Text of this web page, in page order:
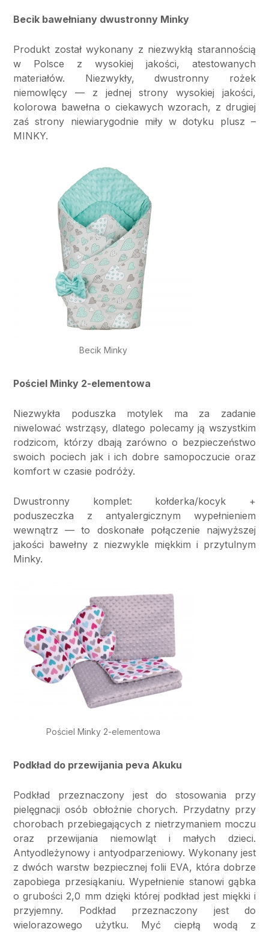
Becik bawełniany dwustronny Minky
Produkt został wykonany z niezwykłą starannością
w Polsce z wysokiej jakości, atestowanych
materiałów. Niezwykły, dwustronny rożek
niemowlęcy — z jednej strony wysokiej jakości,
kolorowa bawełna o ciekawych wzorach, z drugiej
zaś strony niewiarygodnie miły w dotyku plusz –
MINKY.
Becik Minky
Pościel Minky 2-elementowa
Niezwykła poduszka motylek ma za zadanie
niwelować wstrząsy, dlatego polecamy ją wszystkim
rodzicom, którzy dbają zarówno o bezpieczeństwo
swoich pociech jak i ich dobre samopoczucie oraz
komfort w czasie podróży.
Dwustronny komplet: kołderka/kocyk +
poduszeczka z antyalergicznym wypełnieniem
wewnątrz — to doskonałe połączenie najwyższej
jakości bawełny z niezwykle miękkim i przytulnym
Minky.
Pościel Minky 2-elementowa
Podkład do przewijania peva Akuku
Podkład przeznaczony jest do stosowania przy
pielęgnacji osób obłożnie chorych. Przydatny przy
chorobach przebiegających z nietrzymaniem moczu
oraz przewijania niemowląt i małych dzieci.
Antyodleżynowy i antyodparzeniowy. Wykonany jest
z dwóch warstw bezpiecznej folii EVA, która dobrze
zapobiega przesiąkaniu. Wypełnienie stanowi gąbka
o grubości 2,0 mm dzięki której podkład jest miękki i
przyjemny. Podkład przeznaczony jest do
wielorazowego użytku. Myć ciepłą wodą z